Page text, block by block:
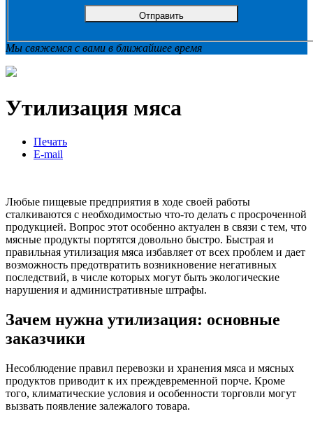
Мы свяжемся с вами в ближайшее время
Утилизация мяса
Печать
E-mail
Любые пищевые предприятия в ходе своей работы
сталкиваются с необходимостью что-то делать с просроченной
продукцией. Вопрос этот особенно актуален в связи с тем, что
мясные продукты портятся довольно быстро. Быстрая и
правильная утилизация мяса избавляет от всех проблем и дает
возможность предотвратить возникновение негативных
последствий, в числе которых могут быть экологические
нарушения и административные штрафы.
Зачем нужна утилизация: основные
заказчики
Несоблюдение правил перевозки и хранения мяса и мясных
продуктов приводит к их преждевременной порче. Кроме
того, климатические условия и особенности торговли могут
вызвать появление залежалого товара.